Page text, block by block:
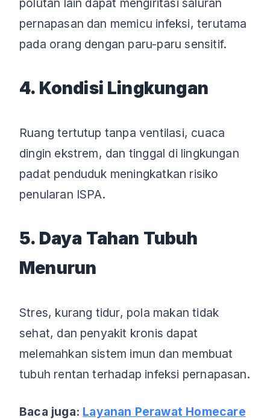
pernapasan dan memicu infeksi, terutama
pada orang dengan paru-paru sensitif.
4. Kondisi Lingkungan
Ruang tertutup tanpa ventilasi, cuaca
dingin ekstrem, dan tinggal di lingkungan
padat penduduk meningkatkan risiko
penularan ISPA.
5. Daya Tahan Tubuh
Menurun
Stres, kurang tidur, pola makan tidak
sehat, dan penyakit kronis dapat
melemahkan sistem imun dan membuat
tubuh rentan terhadap infeksi pernapasan.
Baca juga: Layanan Perawat Homecare